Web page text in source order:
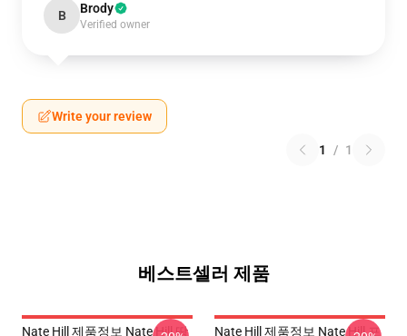
B Brody
Verified owner
Write your review
1 / 1
베스트셀러 제품
Nate Hill 제품정보 Nate Hill 땀
Nate Hill 제품정보 Nate Hill 포